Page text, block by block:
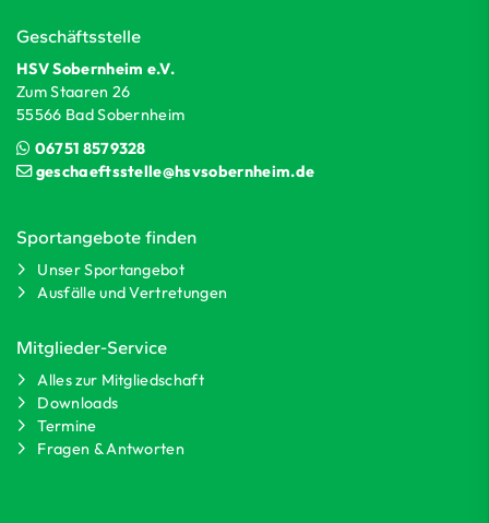
Geschäftsstelle
HSV Sobernheim e.V.
Zum Staaren 26
55566 Bad Sobernheim
06751 8579328
geschaeftsstelle@hsvsobernheim.de
Sportangebote finden
Unser Sportangebot
Ausfälle und Vertretungen
Mitglieder-Service
Alles zur Mitgliedschaft
Downloads
Termine
Fragen & Antworten